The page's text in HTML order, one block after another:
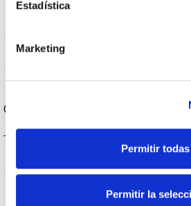
Estadística
Marketing
Permitir todas
Permitir la
Flujo Hemisférico Superior
Carcasa y Acabado
IK Protección contra impactos